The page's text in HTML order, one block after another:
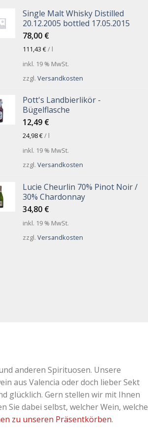
Single Malt Whisky Distilled
20.12.2005 bottled 17.05.2015
78,00 €
111,43 €/ l
inkl. 19 % MwSt.
zzgl. Versandkosten
Pott's Landbierlikör -
Bügelflasche
12,49 €
24,98€/ l
inkl. 19 % MwSt.
zzgl. Versandkosten
Lucie Cheurlin 70% Pinot Noir /
30% Chardonnay
34,80 €
inkl. 19 % MwSt.
zzgl. Versandkosten
anderen Spirituosen. Unsere
aus Valencia oder doch lieber Sekt
glücklich. Gern stellen wir mit Ihnen
Sie dabei selbst, welcher Wein, welche
zu unseren Präsentkörben.